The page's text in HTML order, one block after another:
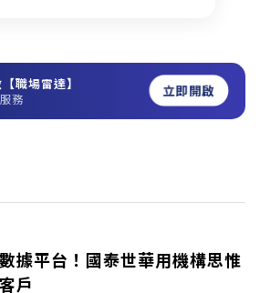
職場雷達】
務 立即開啟
據平台！國泰世華用機構思惟
戶